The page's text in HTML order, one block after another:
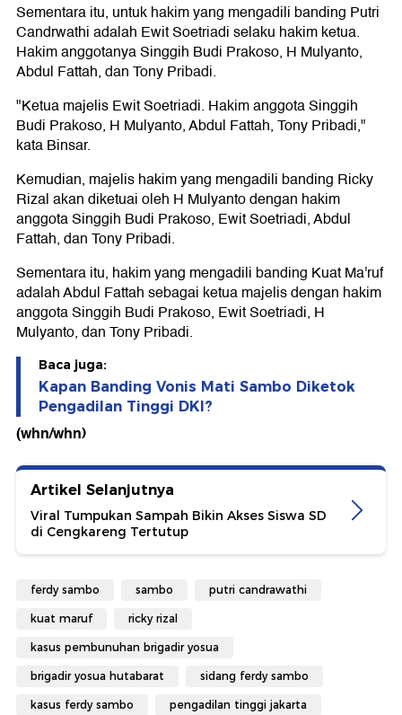
Sementara itu, untuk hakim yang mengadili banding Putri
Candrwathi adalah Ewit Soetriadi selaku hakim ketua.
Hakim anggotanya Singgih Budi Prakoso, H Mulyanto,
Abdul Fattah, dan Tony Pribadi.
"Ketua majelis Ewit Soetriadi. Hakim anggota Singgih
Budi Prakoso, H Mulyanto, Abdul Fattah, Tony Pribadi,"
kata Binsar.
Kemudian, majelis hakim yang mengadili banding Ricky
Rizal akan diketuai oleh H Mulyanto dengan hakim
anggota Singgih Budi Prakoso, Ewit Soetriadi, Abdul
Fattah, dan Tony Pribadi.
Sementara itu, hakim yang mengadili banding Kuat Ma'ruf
adalah Abdul Fattah sebagai ketua majelis dengan hakim
anggota Singgih Budi Prakoso, Ewit Soetriadi, H
Mulyanto, dan Tony Pribadi.
Baca juga:
Kapan Banding Vonis Mati Sambo Diketok
Pengadilan Tinggi DKI?
(whn/whn)
Artikel Selanjutnya
Viral Tumpukan Sampah Bikin Akses Siswa SD
di Cengkareng Tertutup
ferdy sambo sambo putri candrawathi
kuat maruf ricky rizal
kasus pembunuhan brigadir yosua
brigadir yosua hutabarat sidang ferdy sambo
kasus ferdy sambo pengadilan tinggi jakarta